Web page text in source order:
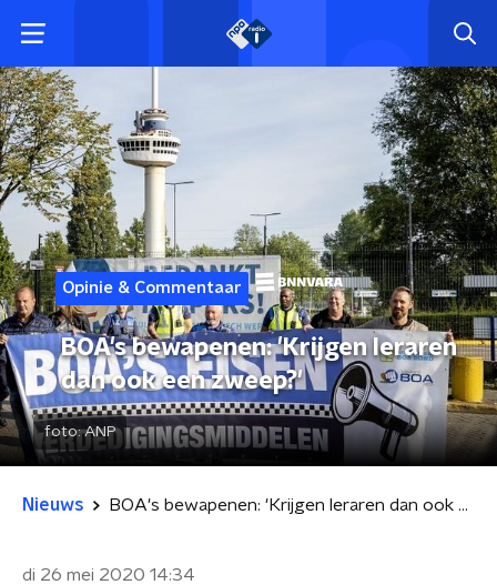
Opinie & Commentaar
BOA's bewapenen: 'Krijgen leraren
dan ook een zweep?'
foto:ANP
Nieuws BOA's bewapenen: 'Krijgen leraren dan ook een zweep?'
di 26 mei 2020 14:34